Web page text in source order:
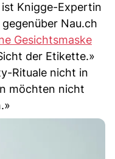
Knigge-Expertin
Nau.ch
Gesichtsmaske
der Etikette.»
Rituale nicht in
möchten nicht